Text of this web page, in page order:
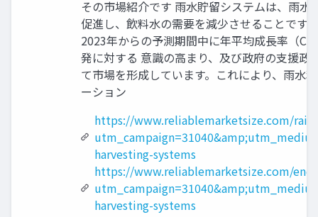
その市場紹介です 雨水貯留システムは、雨
促進し、飲料水の需要を減少させることです
2023年からの予測期間中に年平均成長率（
発に対する 意識の高まり、及び政府の支援
て市場を形成しています。これにより、雨水
ーション
https://www.reliablemarketsize.com/
harvesting-systems
https://www.reliablemarketsize.com/
harvesting-systems